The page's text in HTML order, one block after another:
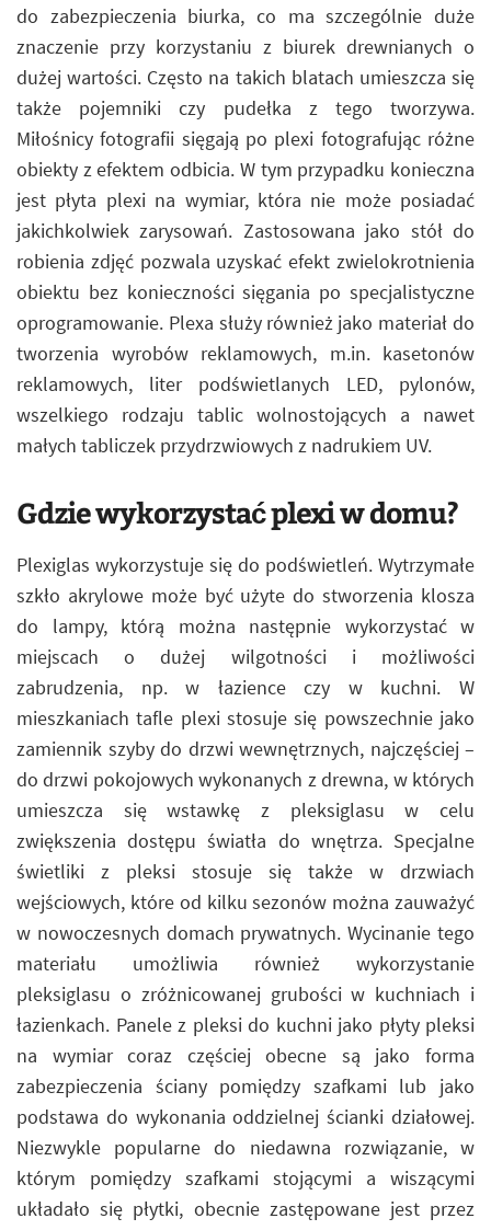
do zabezpieczenia biurka, co ma szczególnie duże
znaczenie przy korzystaniu z biurek drewnianych o
dużej wartości. Często na takich blatach umieszcza się
także pojemniki czy pudełka z tego tworzywa.
Miłośnicy fotografii sięgają po plexi fotografując różne
obiekty z efektem odbicia. W tym przypadku konieczna
jest płyta plexi na wymiar, która nie może posiadać
jakichkolwiek zarysowań. Zastosowana jako stół do
robienia zdjęć pozwala uzyskać efekt zwielokrotnienia
obiektu bez konieczności sięgania po specjalistyczne
oprogramowanie. Plexa służy również jako materiał do
tworzenia wyrobów reklamowych, m.in. kasetonów
reklamowych, liter podświetlanych LED, pylonów,
wszelkiego rodzaju tablic wolnostojących a nawet
małych tabliczek przydrzwiowych z nadrukiem UV.
Gdzie wykorzystać plexi w domu?
Plexiglas wykorzystuje się do podświetleń. Wytrzymałe
szkło akrylowe może być użyte do stworzenia klosza
do lampy, którą można następnie wykorzystać w
miejscach o dużej wilgotności i możliwości
zabrudzenia, np. w łazience czy w kuchni. W
mieszkaniach tafle plexi stosuje się powszechnie jako
zamiennik szyby do drzwi wewnętrznych, najczęściej –
do drzwi pokojowych wykonanych z drewna, w których
umieszcza się wstawkę z pleksiglasu w celu
zwiększenia dostępu światła do wnętrza. Specjalne
świetliki z pleksi stosuje się także w drzwiach
wejściowych, które od kilku sezonów można zauważyć
w nowoczesnych domach prywatnych. Wycinanie tego
materiału umożliwia również wykorzystanie
pleksiglasu o zróżnicowanej grubości w kuchniach i
łazienkach. Panele z pleksi do kuchni jako płyty pleksi
na wymiar coraz częściej obecne są jako forma
zabezpieczenia ściany pomiędzy szafkami lub jako
podstawa do wykonania oddzielnej ścianki działowej.
Niezwykle popularne do niedawna rozwiązanie, w
którym pomiędzy szafkami stojącymi a wiszącymi
układało się płytki, obecnie zastępowane jest przez